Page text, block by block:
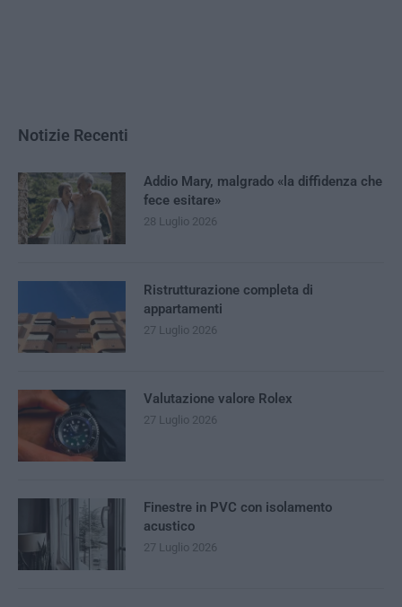
Notizie Recenti
Addio Mary, malgrado «la diffidenza che
fece esitare»
28 Luglio 2026
Ristrutturazione completa di
appartamenti
27 Luglio 2026
Valutazione valore Rolex
27 Luglio 2026
Finestre in PVC con isolamento
acustico
27 Luglio 2026